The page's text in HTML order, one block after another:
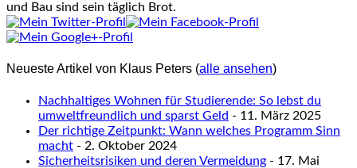
und Bau sind sein täglich Brot.
Neueste Artikel von Klaus Peters (alle ansehen)
Nachhaltiges Wohnen für Studierende: So lebst du
umweltfreundlich und sparst Geld - 11. März 2025
Der richtige Zeitpunkt: Wann welches Programm Sinn
macht - 2. Oktober 2024
Sicherheitsrisiken und deren Vermeidung - 17. Mai